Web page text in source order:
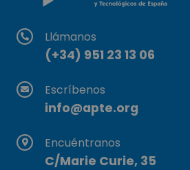
Llámanos
(+34) 951 23 13 06
Escríbenos
info@apte.org
Encuéntranos
C/Marie Curie, 35